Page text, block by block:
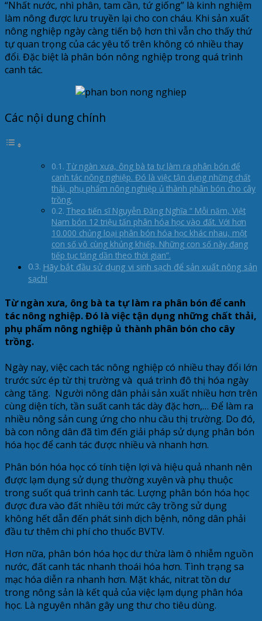
“Nhất nước, nhì phân, tam cần, tứ giống” là kinh nghiệm
làm nông được lưu truyền lại cho con cháu. Khi sản xuất
nông nghiệp ngày càng tiến bộ hơn thì vẫn cho thấy thứ
tự quan trọng của các yêu tố trên không có nhiều thay
đổi. Đặc biệt là phân bón nông nghiệp trong quá trình
canh tác.
Các nội dung chính
Từ ngàn xưa, ông bà ta tự làm ra phân bón để
canh tác nông nghiệp. Đó là việc tận dụng những chất
thải, phụ phẩm nông nghiệp ủ thành phân bón cho cây
trồng.
Theo tiến sĩ Nguyễn Đăng Nghĩa “ Mỗi năm, Việt
Nam bón 12 triệu tấn phân hóa học vào đất. Với hơn
10.000 chủng loại phân bón hóa học khác nhau, một
con số vô cùng khủng khiếp. Những con số này đang
tiếp tục tăng dần theo thời gian”.
Hãy bắt đầu sử dụng vi sinh sạch để sản xuất nông sản
sạch!
Từ ngàn xưa, ông bà ta tự làm ra phân bón để canh
tác nông nghiệp. Đó là việc tận dụng những chất thải,
phụ phẩm nông nghiệp ủ thành phân bón cho cây
trồng.
Ngày nay, việc cach tác nông nghiệp có nhiều thay đổi lớn
trước sức ép từ thị trường và quá trình đô thị hóa ngày
càng tăng. Người nông dân phải sản xuất nhiều hơn trên
cùng diện tích, tần suất canh tác dày đặc hơn,… Để làm ra
nhiều nông sản cung ứng cho nhu cầu thị trường. Do đó,
bà con nông dân đã tìm đến giải pháp sử dụng phân bón
hóa học để canh tác được nhiều và nhanh hơn.
Phân bón hóa học có tính tiện lợi và hiệu quả nhanh nên
được lạm dụng sử dụng thường xuyên và phụ thuộc
trong suốt quá trình canh tác. Lượng phân bón hóa học
được đưa vào đất nhiều tới mức cây trồng sử dụng
không hết dẫn đến phát sinh dịch bệnh, nông dân phải
đầu tư thêm chi phí cho thuốc BVTV.
Hơn nữa, phân bón hóa học dư thừa làm ô nhiễm nguồn
nước, đất canh tác nhanh thoái hóa hơn. Tình trạng sa
mạc hóa diễn ra nhanh hơn. Mặt khác, nitrat tồn dư
trong nông sản là kết quả của việc lạm dụng phân hóa
học. Là nguyên nhân gây ung thư cho tiêu dùng.